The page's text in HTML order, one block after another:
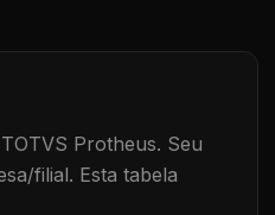
Protheus. Seu
filial. Esta tabela